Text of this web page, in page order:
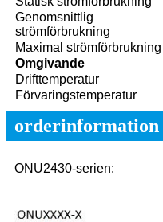
Genomsnittlig
strömförbrukning
Maximal strömförbrukning
Omgivande
Drifttemperatur
Förvaringstemperatur
orderinformation
ONU2430-serien: